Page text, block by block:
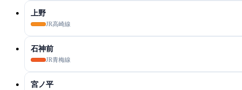
上野
JR高崎線
石神前
JR青梅線
宮ノ平